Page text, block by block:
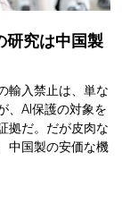
研究は中国製
輸入禁止は、単な
、AI保護の対象を
拠だ。だが皮肉な
中国製の安価な機